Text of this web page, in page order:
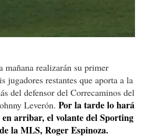
mañana realizarán su primer
jugadores restantes que aporta a la
del defensor del Correcaminos del
Leverón. Por la tarde lo hará
arribar, el volante del Sporting
la MLS, Roger Espinoza.